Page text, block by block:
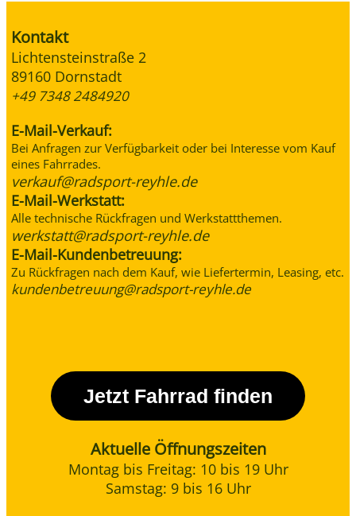
Kontakt
Lichtensteinstraße 2
89160 Dornstadt
+49 7348 2484920
E-Mail-Verkauf:
Bei Anfragen zur Verfügbarkeit oder bei Interesse vom Kauf
eines Fahrrades.
verkauf@radsport-reyhle.de
E-Mail-Werkstatt:
Alle technische Rückfragen und Werkstattthemen.
werkstatt@radsport-reyhle.de
E-Mail-Kundenbetreuung:
Zu Rückfragen nach dem Kauf, wie Liefertermin, Leasing, etc.
kundenbetreuung@radsport-reyhle.de
Jetzt Fahrrad finden
Aktuelle Öffnungszeiten
Montag bis Freitag: 10 bis 19 Uhr
Samstag: 9 bis 16 Uhr